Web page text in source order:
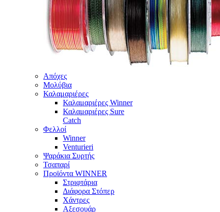
Απόχες
Μολύβια
Καλαμαριέρες
Καλαμαριέρες Winner
Καλαμαριέρες Sure
Catch
Φελλοί
Winner
Venturieri
Ψαράκια Συρτής
Τσαπαρί
Προϊόντα WINNER
Στριφτάρια
Διάφορα Στόπερ
Χάντρες
Αξεσουάρ